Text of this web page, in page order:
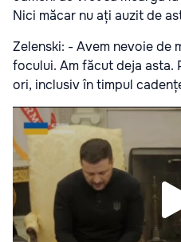
Nici măcar nu ați auzit de
Zelenski: - Avem nevoie de
focului. Am făcut deja asta.
ori, inclusiv în timpul